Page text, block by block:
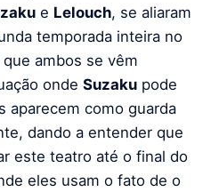
e Lelouch, se aliaram
temporada inteira no
ambos se vêm
onde Suzaku pode
aparecem como guarda
dando a entender que
este teatro até o final do
eles usam o fato de o